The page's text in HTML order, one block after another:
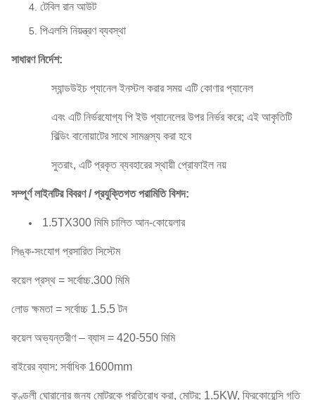
টেবিল রান আউট
পিএলসি নিয়ন্ত্রণ ব্যবস্থা
সাধারণ নির্দেশ:
স্যান্ডউইচ প্যানেল ইনস্টল করার সময় এটি কোণার প্যানেল
এবং এটি নির্ভরযোগ্য পি ইউ প্যানেলের উপর নির্ভর করে; এই আকৃতিটি
বিল্ডিং বানোয়াটের সাথে সামঞ্জস্য করা হবে
সুতরাং, এটি প্রকৃত ব্যবহারের স্থায়ী প্রোফাইল নয়
সম্পূর্ণ লাইনটির বিবরণ / প্রযুক্তিগত পরামিতি বিশদ:
1.5TX300 মিমি চালিত আন-কোয়েলার
লিঙ্ক-সংযোগ প্রসারিত সিস্টেম
কয়েল প্রস্থ = সর্বোচ্চ.300 মিমি
লোড ক্ষমতা = সর্বোচ্চ 1.5.5 টন
কয়েল অভ্যন্তরীণ – ব্যাস = 420-550 মিমি
বাইরের ব্যাস: সর্বাধিক 1600mm
কুণ্ডলী ঘোরানোর জন্য মোটরকে প্রতিরোধ করা, মোটর: 1.5KW, ফ্রিকোয়েন্সি গতি